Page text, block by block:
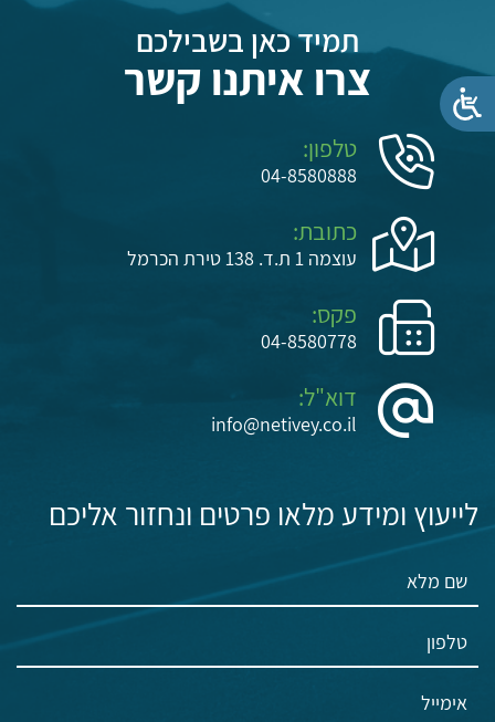
תמיד כאן בשבילכם
צרו איתנו קשר
טלפון:
04-8580888
כתובת:
עוצמה 1 ת.ד. 138 טירת הכרמל
פקס:
04-8580778
דוא"ל:
info@netivey.co.il
לייעוץ ומידע מלאו פרטים ונחזור אליכם